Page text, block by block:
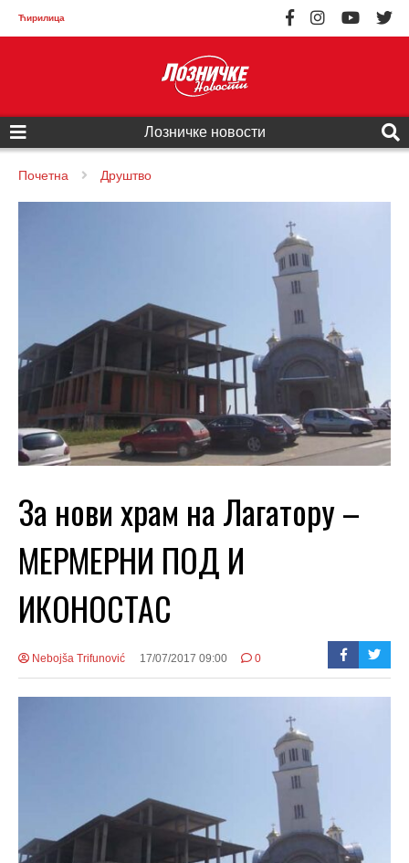
Ћирилица
Лозничке новости
Почетна Друштво
За нови храм на Лагатору –
МЕРМЕРНИ ПОД И
ИКОНОСТАС
Nebojša Trifunović 17/07/2017 09:00 0